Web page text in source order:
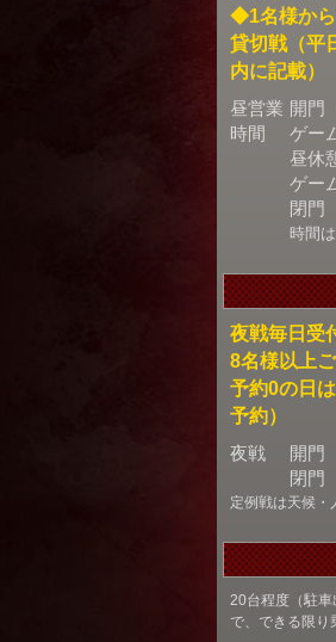
◆1名様か
貸切戦（平
内に記載）
昼営業
時間
開門
ゲー
昼休
ゲー
閉門
時間
夜戦毎日受
8名様以上
予約0の日
予約）
夜戦 開門
閉門
定例戦は天候・
20台程度（駐
で、できる限り